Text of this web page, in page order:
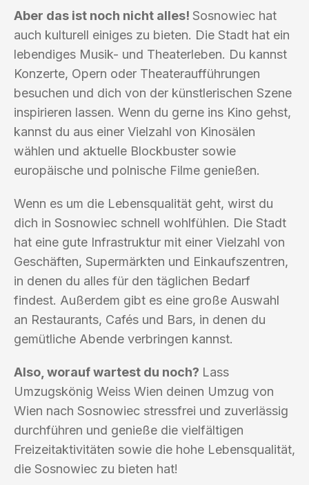
Aber das ist noch nicht alles! Sosnowiec hat
auch kulturell einiges zu bieten. Die Stadt hat ein
lebendiges Musik- und Theaterleben. Du kannst
Konzerte, Opern oder Theateraufführungen
besuchen und dich von der künstlerischen Szene
inspirieren lassen. Wenn du gerne ins Kino gehst,
kannst du aus einer Vielzahl von Kinosälen
wählen und aktuelle Blockbuster sowie
europäische und polnische Filme genießen.
Wenn es um die Lebensqualität geht, wirst du
dich in Sosnowiec schnell wohlfühlen. Die Stadt
hat eine gute Infrastruktur mit einer Vielzahl von
Geschäften, Supermärkten und Einkaufszentren,
in denen du alles für den täglichen Bedarf
findest. Außerdem gibt es eine große Auswahl
an Restaurants, Cafés und Bars, in denen du
gemütliche Abende verbringen kannst.
Also, worauf wartest du noch? Lass
Umzugskönig Weiss Wien deinen Umzug von
Wien nach Sosnowiec stressfrei und zuverlässig
durchführen und genieße die vielfältigen
Freizeitaktivitäten sowie die hohe Lebensqualität,
die Sosnowiec zu bieten hat!